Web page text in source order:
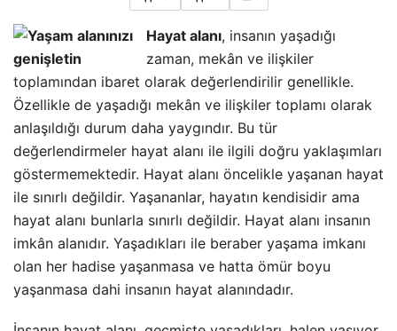
Hayat alanı, insanın yaşadığı
zaman, mekân ve ilişkiler
toplamından ibaret olarak değerlendirilir genellikle.
Özellikle de yaşadığı mekân ve ilişkiler toplamı olarak
anlaşıldığı durum daha yaygındır. Bu tür
değerlendirmeler hayat alanı ile ilgili doğru yaklaşımları
göstermemektedir. Hayat alanı öncelikle yaşanan hayat
ile sınırlı değildir. Yaşananlar, hayatın kendisidir ama
hayat alanı bunlarla sınırlı değildir. Hayat alanı insanın
imkân alanıdır. Yaşadıkları ile beraber yaşama imkanı
olan her hadise yaşanmasa ve hatta ömür boyu
yaşanmasa dahi insanın hayat alanındadır.